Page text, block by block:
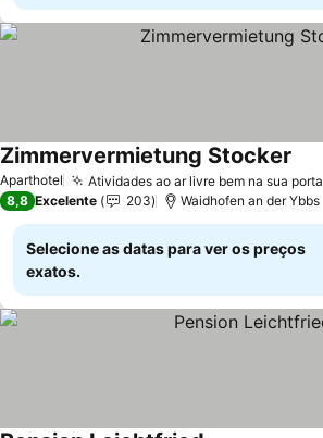
Aparthotel Atividades ao ar livre bem na sua porta
Zimmervermietung Stocker
8,8 Excelente 203 Waidhofen an der Ybbs
Selecione as datas para ver os preços
exatos.